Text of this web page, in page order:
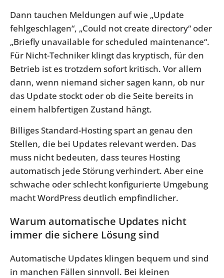
Dann tauchen Meldungen auf wie „Update
fehlgeschlagen“, „Could not create directory“ oder
„Briefly unavailable for scheduled maintenance“.
Für Nicht-Techniker klingt das kryptisch, für den
Betrieb ist es trotzdem sofort kritisch. Vor allem
dann, wenn niemand sicher sagen kann, ob nur
das Update stockt oder ob die Seite bereits in
einem halbfertigen Zustand hängt.
Billiges Standard-Hosting spart an genau den
Stellen, die bei Updates relevant werden. Das
muss nicht bedeuten, dass teures Hosting
automatisch jede Störung verhindert. Aber eine
schwache oder schlecht konfigurierte Umgebung
macht WordPress deutlich empfindlicher.
Warum automatische Updates nicht
immer die sichere Lösung sind
Automatische Updates klingen bequem und sind
in manchen Fällen sinnvoll. Bei kleinen